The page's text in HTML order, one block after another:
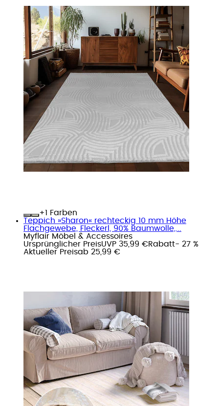
+
Farben
Teppich »Sharon« rechteckig 10 mm Höhe
Flachgewebe, Fleckerl, 90% Baumwolle,...
Myflair Möbel & Accessoires
Ursprünglicher PreisUVP 35,99 €Rabatt- 27 %
Aktueller Preisab 25,99 €